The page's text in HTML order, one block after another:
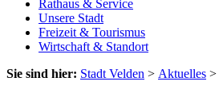
Rathaus & Service
Unsere Stadt
Freizeit & Tourismus
Wirtschaft & Standort
Sie sind hier: Stadt Velden > Aktuelles >